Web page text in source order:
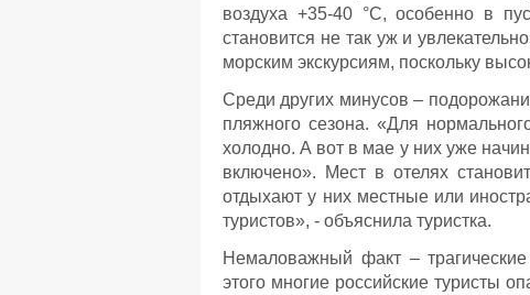
воздуха +35-40 °С, особенно в
становится не так уж и
морским экскурсиям, поскольку
Среди других минусов –
пляжного сезона. «Для
холодно. А вот в мае у них уже
включено». Мест в отелях
отдыхают у них местные или
туристов», - объяснила туристка.
Немаловажный факт –
этого многие российские туристы